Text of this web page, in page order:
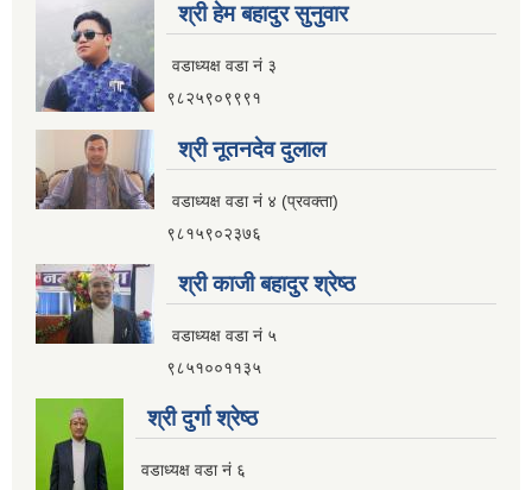
श्री हेम बहादुर सुनुवार
वडाध्यक्ष वडा नं ३
९८२५९०९९९१
श्री नूतनदेव दुलाल
वडाध्यक्ष वडा नं ४ (प्रवक्ता)
९८१५९०२३७६
श्री काजी बहादुर श्रेष्ठ
वडाध्यक्ष वडा नं ५
९८५१००११३५
श्री दुर्गा श्रेष्ठ
वडाध्यक्ष वडा नं ६